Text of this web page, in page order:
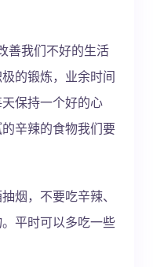
我们不好的生活
的锻炼，业余时间
保持一个好的心
辛辣的食物我们要
烟，不要吃辛辣、
平时可以多吃一些